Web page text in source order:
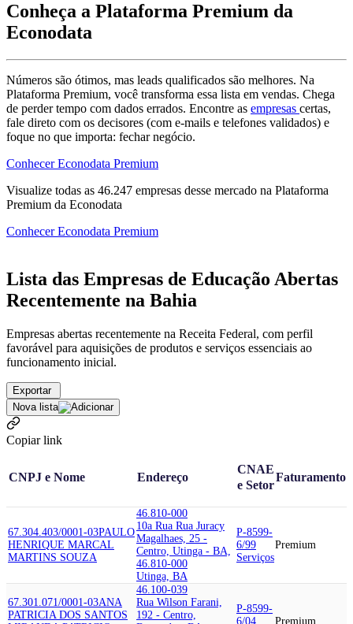
Conheça a Plataforma Premium da
Econodata
Números são ótimos, mas leads qualificados são melhores. Na
Plataforma Premium, você transforma essa lista em vendas. Chega
de perder tempo com dados errados. Encontre as empresas certas,
fale direto com os decisores (com e-mails e telefones validados) e
foque no que importa: fechar negócio.
Conhecer Econodata Premium
Visualize todas as 46.247 empresas desse mercado na Plataforma
Premium da Econodata
Conhecer Econodata Premium
Lista das Empresas de Educação Abertas
Recentemente na Bahia
Empresas abertas recentemente na Receita Federal, com perfil
favorável para aquisições de produtos e serviços essenciais ao
funcionamento inicial.
Exportar
Nova lista
Copiar link
CNPJ e Nome Endereço
CNAE
e Setor
Faturamento
67.304.403/0001-03PAULO
HENRIQUE MARCAL
MARTINS SOUZA
46.810-000
10a Rua Rua Juracy
Magalhaes, 25 -
Centro, Utinga - BA,
46.810-000
Utinga, BA
P-8599-
6/99
Serviços
Premium
67.301.071/0001-03ANA
PATRICIA DOS SANTOS
46.100-039
Rua Wilson Farani,
192 - Centro,
P-8599-
6/04
Premium